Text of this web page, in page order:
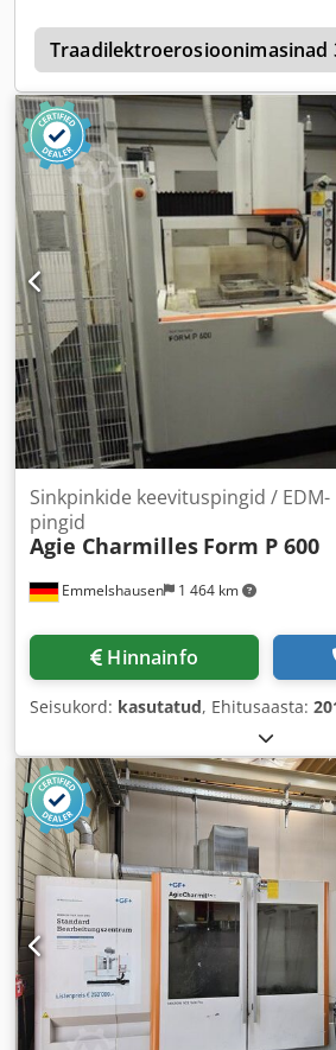
Traadilektroerosioonimasinad
Emmelshausen 1 464 km
Sinkpinkide keevituspingid / EDM-
pingid
Agie Charmilles Form P 600
Hinnainfo
Seisukord: kasutatud, Ehitusaasta: